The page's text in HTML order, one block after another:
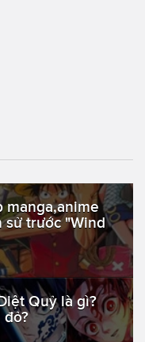
manga,anime
sử trước "Wind
Quỷ là gì?
đỏ?